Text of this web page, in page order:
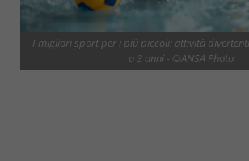
I migliori sport per i più piccoli: attività
a 3 anni - ©ANSA Photo